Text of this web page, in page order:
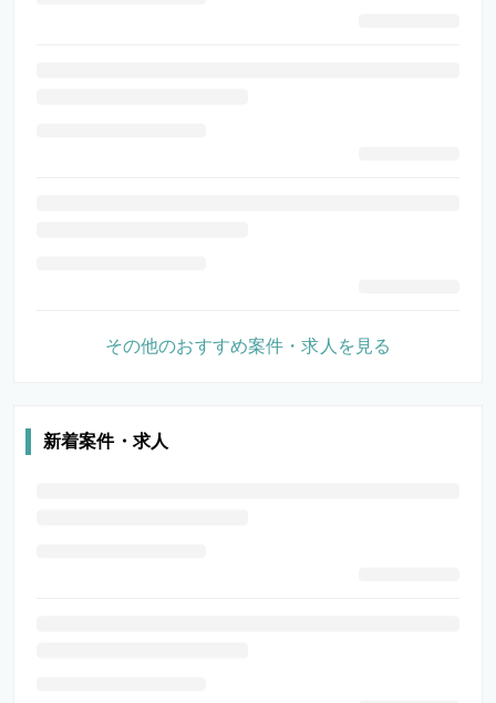
その他のおすすめ案件・求人を見る
新着案件・求人